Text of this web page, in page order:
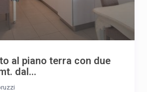
al piano terra con due
dal...